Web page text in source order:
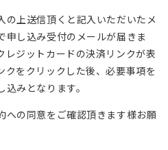
の上送信頂くと記入いただいたメ
申し込み受付のメールが届きま
レジットカードの決済リンクが表
クをクリックした後、必要事項を
みとなります。
の同意をご確認頂きます様お願